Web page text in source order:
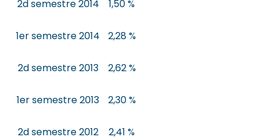
2d semestre 2014 1,50 %
1er semestre 2014 2,28 %
2d semestre 2013 2,62 %
1er semestre 2013 2,30 %
2d semestre 2012 2,41 %